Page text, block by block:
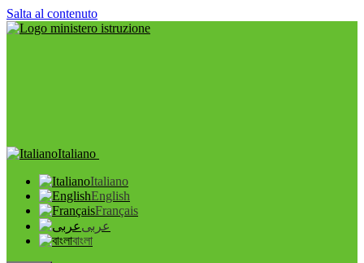
Salta al contenuto
Italiano
Italiano
English
Français
عربى
বাংলা